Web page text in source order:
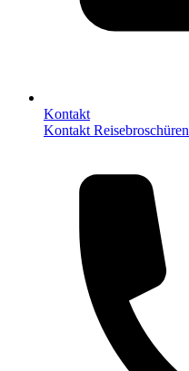
Kontakt
Kontakt Reisebroschüren